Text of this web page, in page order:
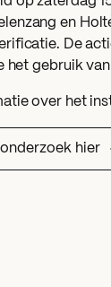
en
De
het gebruik
over het
hier